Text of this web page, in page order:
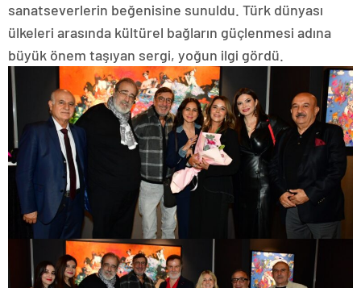
sanatseverlerin beğenisine sunuldu. Türk dünyası
ülkeleri arasında kültürel bağların güçlenmesi adına
büyük önem taşıyan sergi, yoğun ilgi gördü.